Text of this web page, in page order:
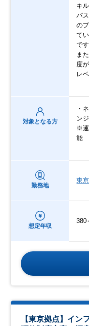
キ
パ
の
て
です
ま
度
レ
対象となる方
・
ン
※運
能
勤務地
東
想定年収
380
【東京拠点】イン